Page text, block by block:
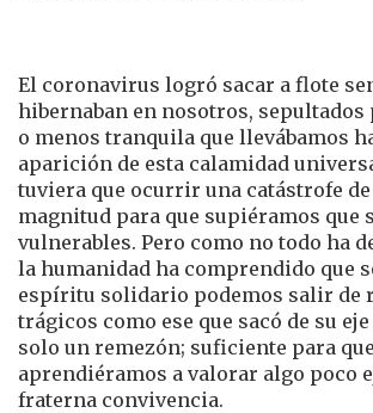
El coronavirus logró sacar a flote
hibernaban en nosotros, sepultados
o menos tranquila que llevábamos
aparición de esta calamidad
tuviera que ocurrir una catástrofe
magnitud para que supiéramos que
vulnerables. Pero como no todo ha
la humanidad ha comprendido que
espíritu solidario podemos salir de
trágicos como ese que sacó de su
solo un remezón; suficiente para que
aprendiéramos a valorar algo poco
fraterna convivencia.